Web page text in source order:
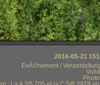
2016-05-21
EvÃ©nement /